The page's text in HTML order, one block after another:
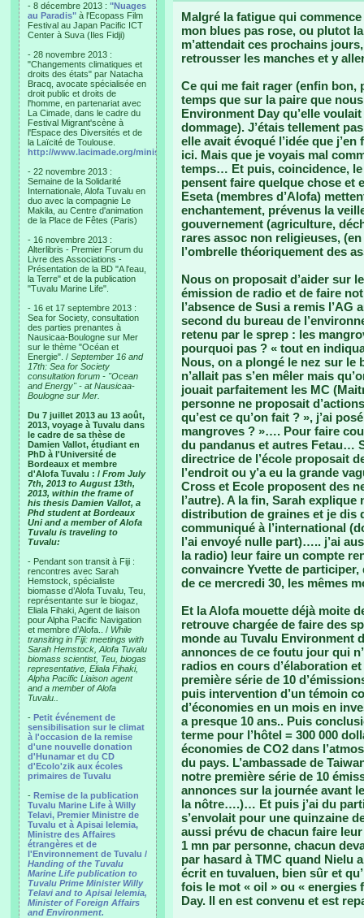
- 8 décembre 2013 : "Nuages
au Paradis" à l'Ecopass Film
Festival au Japan Pacific ICT
Center à Suva (Iles Fidji)
- 28 novembre 2013 :
"Changements climatiques et
droits des états" par Natacha
Bracq, avocate spécialisée en
droit public et droits de
l'homme, en partenariat avec
La Cimade, dans le cadre du
Festival Migrant'scène à
l'Espace des Diversités et de
la Laïcité de Toulouse.
http://www.lacimade.org/minisites/migrantscene
- 22 novembre 2013 :
Semaine de la Solidarité
Internationale, Alofa Tuvalu en
duo avec la compagnie Le
Makila, au Centre d'animation
de la Place de Fêtes (Paris)
- 16 novembre 2013 :
Alterlibris - Premier Forum du
Livre des Associations -
Présentation de la BD "A l'eau,
la Terre" et de la publication
"Tuvalu Marine Life".
- 16 et 17 septembre 2013 :
Sea for Society, consultation
des parties prenantes à
Nausicaa-Boulogne sur Mer
sur le thème "Océan et
Energie". / September 16 and
17th: Sea for Society
consultation forum - "Ocean
and Energy" - at Nausicaa-
Boulogne sur Mer.
Du 7 juillet 2013 au 13 août,
2013, voyage à Tuvalu dans
le cadre de sa thèse de
Damien Vallot, étudiant en
PhD à l'Université de
Bordeaux et membre
d'Alofa Tuvalu : / From July
7th, 2013 to August 13th,
2013, within the frame of
his thesis Damien Vallot, a
Phd student at Bordeaux
Uni and a member of Alofa
Tuvalu is traveling to
Tuvalu:
- Pendant son transit à Fiji :
rencontres avec Sarah
Hemstock, spécialiste
biomasse d’Alofa Tuvalu, Teu,
représentante sur le biogaz,
Eliala Fihaki, Agent de liaison
pour Alpha Pacific Navigation
et membre d’Alofa.. / While
transiting in Fiji: meetings with
Sarah Hemstock, Alofa Tuvalu
biomass scientist, Teu, biogas
representative, Eliala Fihaki,
Alpha Pacific Liaison agent
and a member of Alofa
Tuvalu..
- Petit événement de
sensibilisation sur le climat
à l'occasion de la remise
d'une nouvelle donation
d'Hunamar et du CD
d'Ecolo'zik aux écoles
primaires de Tuvalu
- Remise de la publication
Tuvalu Marine Life à Willy
Telavi, Premier Ministre de
Tuvalu et à Apisai Ielemia,
Ministre des Affaires
étrangères et de
l'Environnement de Tuvalu /
Handing of the Tuvalu
Marine Life publication to
Tuvalu Prime Minister Willy
Telavi and to Apisai Ielemia,
Minister of Foreign Affairs
and Environment.
Malgré la fatigue qui
mon blues pas rose, ou plutot
m’attendait ces prochains
retrousser les manches et y
Ce qui me fait rager (enfin bon,
temps que sur la paire que
Environment Day qu’elle
dommage). J’étais tellement
elle avait évoqué l’idée que
ici. Mais que je voyais mal
temps… Et puis, coincidence,
pensent faire quelque chose et
Eseta (membres d’Alofa)
enchantement, prévenus la
gouvernement (agriculture,
rares assoc non religieuses,
l’ombrelle théoriquement des
Nous on proposait d’aider sur
émission de radio et de faire
l’absence de Susi a remis
second du bureau de
retenu par le sprep : les
pourquoi pas ? « tout en
Nous, on a plongé le nez sur le
n’allait pas s’en mêler mais
jouait parfaitement les MC
personne ne proposait
qu’est ce qu’on fait ? », j’ai
mangroves ? »…. Pour faire
du pandanus et autres Fetau…
directrice de l’école proposait
l’endroit ou y’a eu la grande
Cross et Ecole proposent des
l’autre). A la fin, Sarah
distribution de graines et je dis
communiqué à l’international
l’ai envoyé nulle part)….. j’ai
la radio) leur faire un compte
convaincre Yvette de
de ce mercredi 30, les mêmes
Et la Alofa mouette déjà moite
retrouve chargée de faire des
monde au Tuvalu Environment
annonces de ce foutu jour qui
radios en cours d’élaboration
première série de 10
puis intervention d’un témoin
d’économies en un mois en
a presque 10 ans.. Puis
terme pour l’hôtel = 300 000
économies de CO2 dans
du pays. L’ambassade de
notre première série de 10
annonces sur la journée avant
la nôtre….)… Et puis j’ai du
s’envolait pour une quinzaine
aussi prévu de chacun faire
1 mn par personne, chacun
par hasard à TMC quand Nielu
écrit en tuvaluen, bien sûr et
fois le mot « oil » ou « energies
Day. Il en est convenu et est